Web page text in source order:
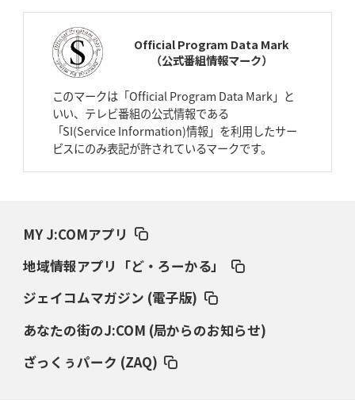
2026年4月9日(木)更新
スティーラーズ、名門復活の足音
2026年4月2日(木)更新
2026年3月26日(木)更新
AZ-COM丸和、リーグワンへ参入決定 「フィールド丸ごと計測機器」の
ダイナボアーズ、“逆輸入SO”三宅駿
「ニュージーランドのフレア（閃
2026年3月5日(木)更新
Official Program Data Mark
（公式番組情報マーク）
このマークは「Official Program Data Mark」と
いい、テレビ番組の公式情報である
「SI(Service Information)情報」を利用したサー
ビスにのみ表記が許されているマークです。
MY J:COMアプリ
地域情報アプリ「ど・ろーかる」
ジェイコムマガジン (電子版)
あなたの街のJ:COM (局からのお知らせ)
ざっくぅパーク (ZAQ)